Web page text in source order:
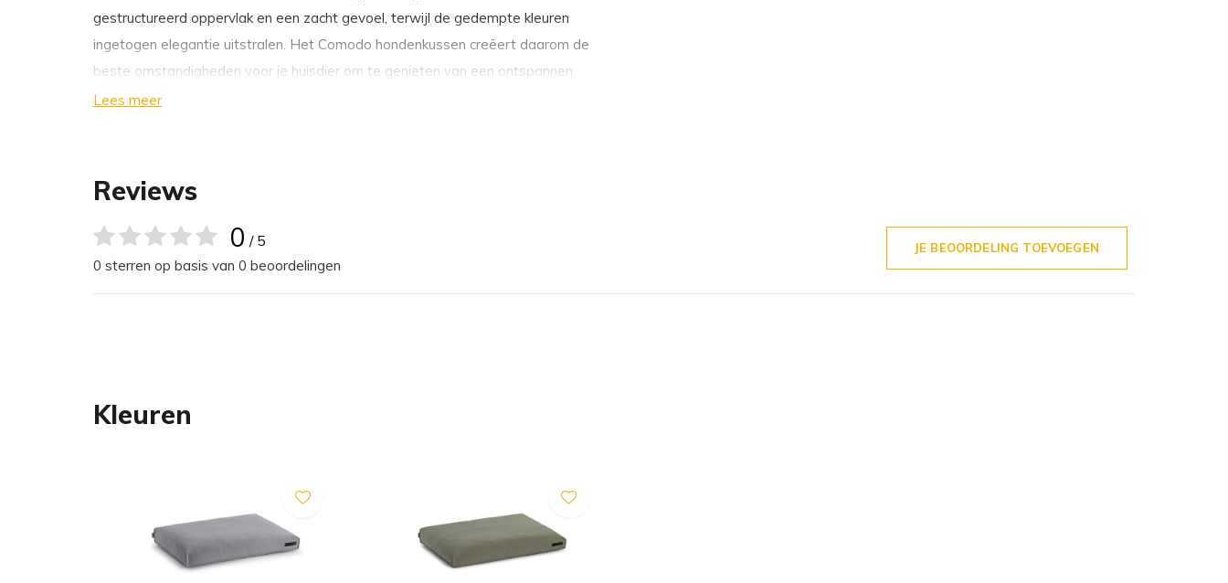
gestructureerd oppervlak en een zacht gevoel, terwijl de gedempte kleuren
ingetogen elegantie uitstralen. Het Comodo hondenkussen creëert daarom de
beste omstandigheden voor je huisdier om te genieten van een ontspannen
dutje.
levendigheid en de kleuren greige, sage en slate maken Comodo tot een
veelzijdig interieurstuk dat op vele manieren gecombineerd kan worden.
ruggengraat te verlichten, terwijl de iets hogere rand optimale ondersteuning
Om te voldoen aan de dagelijkse behoeften van je hond, kan de hoes
gemakkelijk worden verwijderd met de rits aan de achterkant en gereinigd
worden in de wasmachine. De vulling van het kussen is ook wasbaar, wat zorgt
voor maximale hygiëne.
Lees meer
Reviews
0 / 5
0 sterren op basis van 0 beoordelingen
JE BEOORDELING TOEVOEGEN
Kleuren